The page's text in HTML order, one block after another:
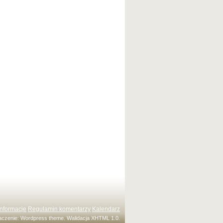
Regulamin komentarzy Kalendarz
Wordpress theme. WalidacjaXHTML 1.0.